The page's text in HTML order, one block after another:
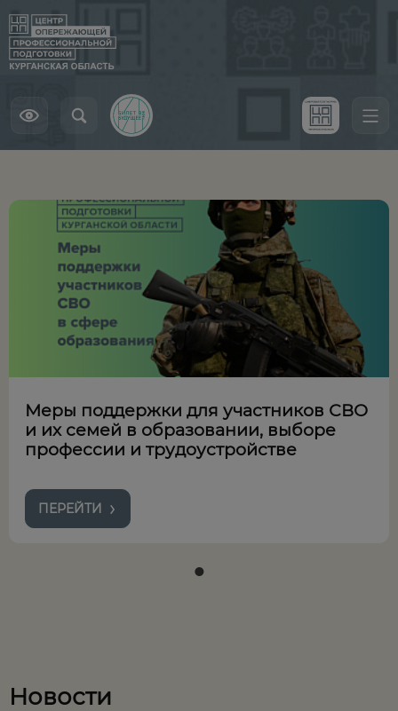
Меры поддержки для участников СВО
и их семей в образовании, выборе
профессии и трудоустройстве
ПЕРЕЙТИ
Новости